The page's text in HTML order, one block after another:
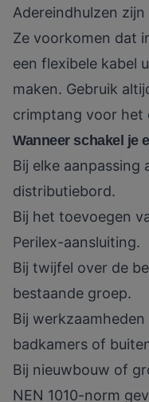
Adereindhulzen
Ze voorkomen dat
een flexibele kabel
maken. Gebruik
crimptang voor het
Wanneer schakel je
Bij elke
distributiebord.
Bij het toevoegen
Perilex-aansluiting.
Bij twijfel over de
bestaande groep.
Bij
badkamers of
Bij nieuwbouw of
NEN 1010-norm